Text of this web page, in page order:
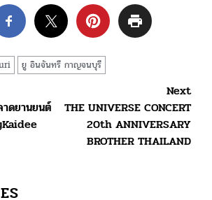
ยู อินจันทรี กาญจนบุรี
ดยานยนต์
Next
THE UNIVERSE CONCERT
20th ANNIVERSARY
BROTHER THAILAND